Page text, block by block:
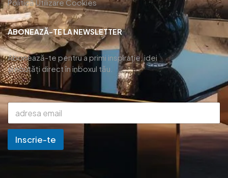
Politică Utilizare Cookies
ABONEAZĂ-TE LA NEWSLETTER
Abonează-te pentru a primi inspirație, idei
și noutăți direct în inboxul tău.
Inscrie-te